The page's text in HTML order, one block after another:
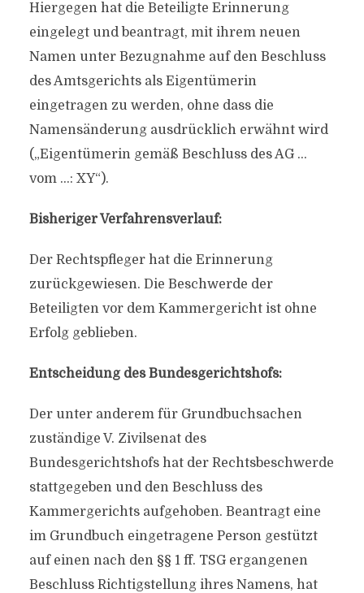
Hiergegen hat die Beteiligte Erinnerung
eingelegt und beantragt, mit ihrem neuen
Namen unter Bezugnahme auf den Beschluss
des Amtsgerichts als Eigentümerin
eingetragen zu werden, ohne dass die
Namensänderung ausdrücklich erwähnt wird
(„Eigentümerin gemäß Beschluss des AG …
vom …: XY“).
Bisheriger Verfahrensverlauf:
Der Rechtspfleger hat die Erinnerung
zurückgewiesen. Die Beschwerde der
Beteiligten vor dem Kammergericht ist ohne
Erfolg geblieben.
Entscheidung des Bundesgerichtshofs:
Der unter anderem für Grundbuchsachen
zuständige V. Zivilsenat des
Bundesgerichtshofs hat der Rechtsbeschwerde
stattgegeben und den Beschluss des
Kammergerichts aufgehoben. Beantragt eine
im Grundbuch eingetragene Person gestützt
auf einen nach den §§ 1 ff. TSG ergangenen
Beschluss Richtigstellung ihres Namens, hat